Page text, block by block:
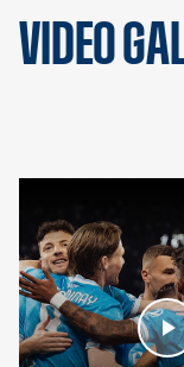
VIDEO